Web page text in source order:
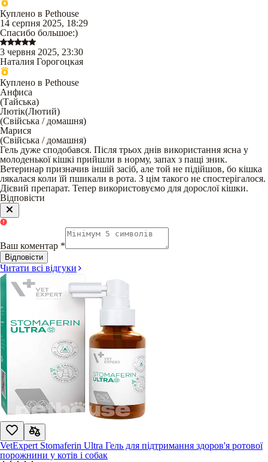
Куплено в Pethouse
14 серпня 2025, 18:29
Спасибо большое:)
3 червня 2025, 23:30
Наталия Горогоцкая
Куплено в Pethouse
Анфиса
(Тайська)
Лютік(Лютий)
(Свійська / домашня)
Марися
(Свійська / домашня)
Гель дуже сподобався. Після трьох днів використання ясна у
молоденької кішкі прийшли в норму, запах з пащі зник.
Ветеринар призначив іншій засіб, але той не підійшов, бо кішка
лякалася коли їй пшикали в рота. З цім такого не спостерігалося.
Дієвий препарат. Тепер використовуємо для дорослої кішки.
Відповісти
Ваш коментар *
Відповісти
Читати всі відгуки
VetExpert Stomaferin Ultra Гель для підтримання здоров'я ротової
порожнини у котів і собак